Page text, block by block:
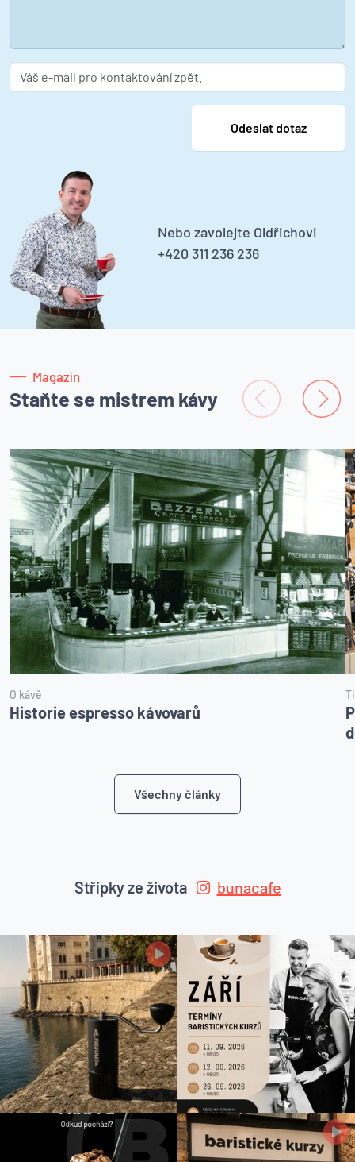
Nebo zavolejte Oldřichovi
+420 311 236 236
Magazín
Staňte se mistrem kávy
O kávě
Historie espresso kávovarů
Všechny články
Střípky ze života bunacafe